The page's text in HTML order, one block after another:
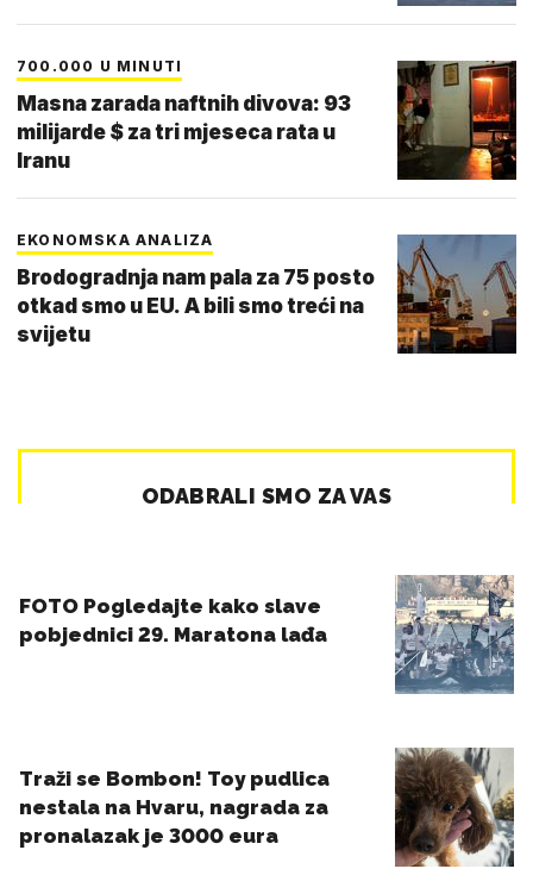
700.000 U MINUTI
Masna zarada naftnih divova: 93
milijarde $ za tri mjeseca rata u
Iranu
EKONOMSKA ANALIZA
Brodogradnja nam pala za 75 posto
otkad smo u EU. A bili smo treći na
svijetu